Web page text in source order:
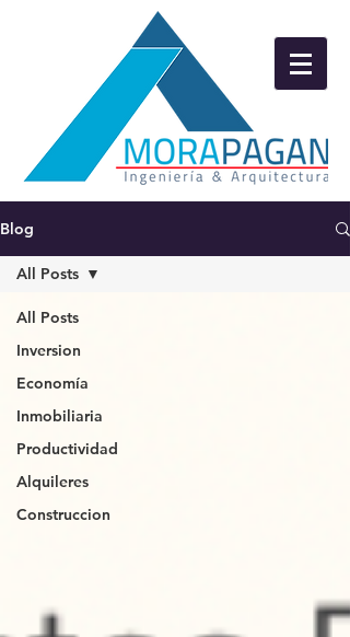
Blog
All Posts
Inversion
Economía
Inmobiliaria
Productividad
Alquileres
Construccion
All Posts